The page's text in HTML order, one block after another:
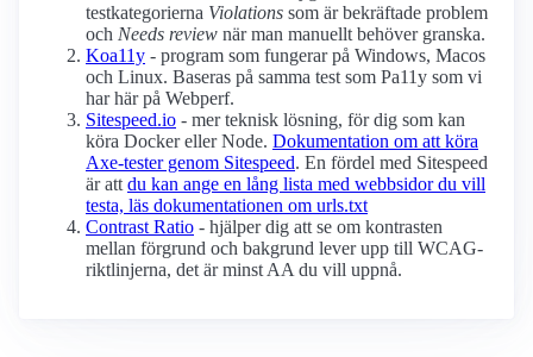
testkategorierna Violations som är bekräftade problem
och Needs review när man manuellt behöver granska.
Koa11y - program som fungerar på Windows, Macos
och Linux. Baseras på samma test som Pa11y som vi
har här på Webperf.
Sitespeed.io - mer teknisk lösning, för dig som kan
köra Docker eller Node. Dokumentation om att köra
Axe-tester genom Sitespeed. En fördel med Sitespeed
är att du kan ange en lång lista med webbsidor du vill
testa, läs dokumentationen om urls.txt
Contrast Ratio - hjälper dig att se om kontrasten
mellan förgrund och bakgrund lever upp till WCAG-
riktlinjerna, det är minst AA du vill uppnå.